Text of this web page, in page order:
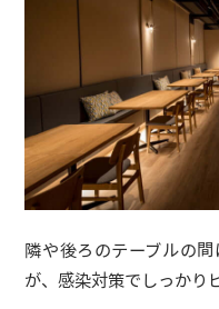
隣や後ろのテーブルの
が、感染対策でしっかり